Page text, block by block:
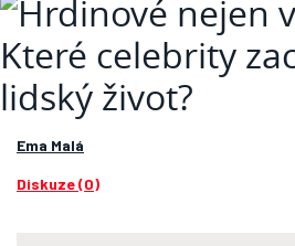
Ema Malá
Diskuze (0)